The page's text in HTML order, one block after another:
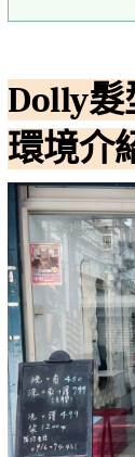
Dolly髮
環境介